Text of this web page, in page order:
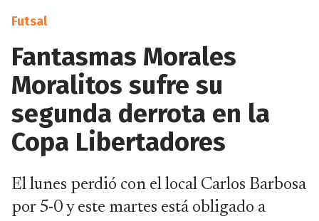
Futsal
Fantasmas Morales
Moralitos sufre su
segunda derrota en la
Copa Libertadores
El lunes perdió con el local Carlos Barbosa
por 5-0 y este martes está obligado a